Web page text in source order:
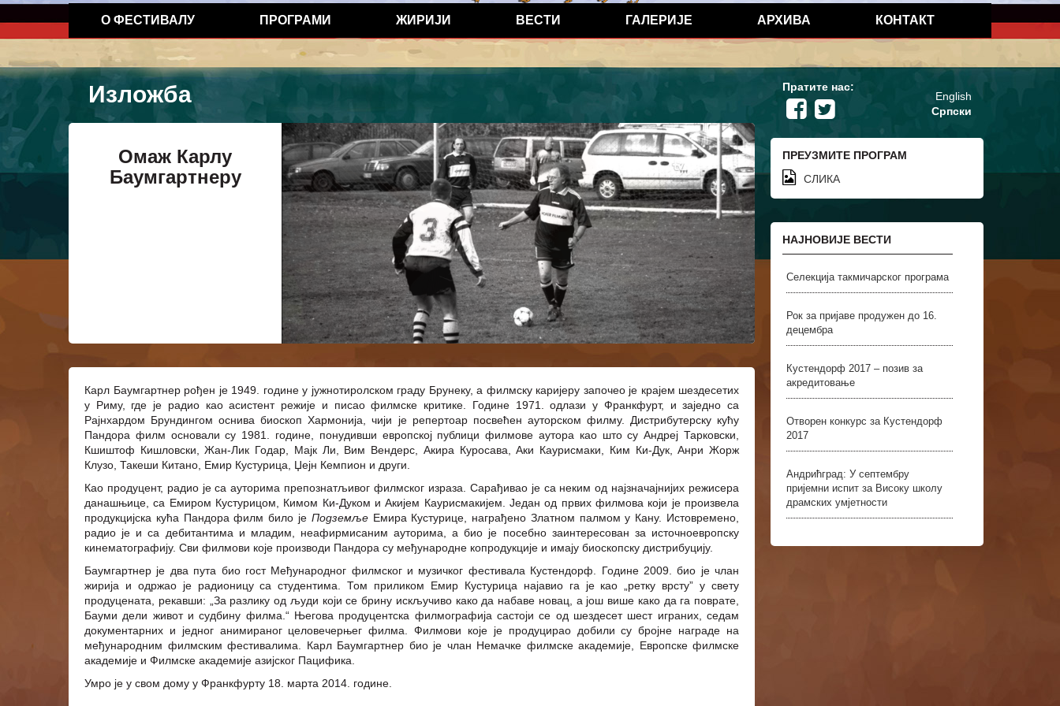
О ФЕСТИВАЛУ ПРОГРАМИ ЖИРИЈИ ВЕСТИ ГАЛЕРИЈЕ АРХИВА КОНТАКТ
Изложба
Омаж Карлу
Баумгартнеру
Карл Баумгартнер рођен је 1949. године у јужнотиролском граду Брунеку, а филмску каријеру започео је крајем шездесетих
у Риму, где је радио као асистент режије и писао филмске критике. Године 1971. одлази у Франкфурт, и заједно са
Рајнхардом Брундингом оснива биоскоп Хармонија, чији је репертоар посвећен ауторском филму. Дистрибутерску кућу
Пандора филм основали су 1981. године, понудивши европској публици филмове аутора као што су Андреј Тарковски,
Кшиштоф Кишловски, Жан-Лик Годар, Мајк Ли, Вим Вендерс, Акира Куросава, Аки Каурисмаки, Ким Ки-Дук, Анри Жорж
Клузо, Такеши Китано, Емир Кустурица, Џејн Кемпион и други.
Као продуцент, радио је са ауторима препознатљивог филмског израза. Сарађивао је са неким од најзначајнијих режисера
данашњице, са Емиром Кустурицом, Кимом Ки-Дуком и Акијем Каурисмакијем. Један од првих филмова који је произвела
продукцијска кућа Пандора филм било је ПодземљеЕмира Кустурице, награђено Златном палмом у Кану. Истовремено,
радио је и са дебитантима и младим, неафирмисаним ауторима, а био је посебно заинтересован за источноевропску
кинематографију. Сви филмови које производи Пандора су међународне копродукције и имају биоскопску дистрибуцију.
Баумгартнер је два пута био гост Међународног филмског и музичког фестивала Кустендорф. Године 2009. био је члан
жирија и одржао је радионицу са студентима. Том приликом Емир Кустурица најавио га је као „ретку врсту” у свету
продуцената, рекавши: „За разлику од људи који се брину искључиво како да набаве новац, а још више како да га поврате,
Бауми дели живот и судбину филма.“ Његова продуцентска филмографија састоји се од шездесет шест играних, седам
документарних и једног анимираног целовечерњег филма. Филмови које је продуцирао добили су бројне награде на
међународним филмским фестивалима. Карл Баумгартнер био је члан Немачке филмске академије, Европске филмске
академије и Филмске академије азијског Пацифика.
Умро је у свом дому у Франкфурту 18. марта 2014. године.
English
Српски
Пратите нас:
ПРЕУЗМИТЕ ПРОГРАМ
СЛИКА
НАЈНОВИЈЕ ВЕСТИ
Селекција такмичарског програма
Рок за пријаве продужен до 16.
децембра
Кустендорф 2017 – позив за
акредитовање
Отворен конкурс за Кустендорф
2017
Андрићград: У септембру
пријемни испит за Високу школу
драмских умјетности